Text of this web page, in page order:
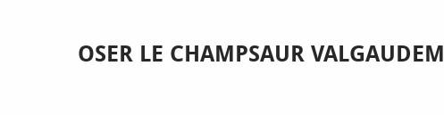
OSER LE CHAMPSAUR